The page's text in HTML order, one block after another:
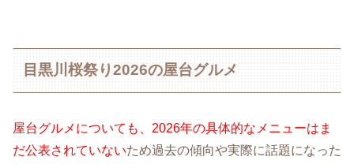
目黒川桜祭り2026の屋台グルメ
屋台グルメについても、2026年の具体的なメニューはま
だ公表されていないため過去の傾向や実際に話題になった